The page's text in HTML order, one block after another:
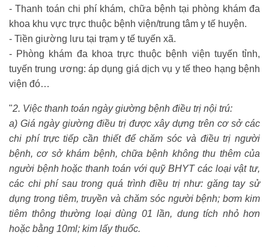
- Thanh toán chi phí khám, chữa bệnh tại phòng khám đa
khoa khu vực trực thuộc bệnh viện/trung tâm y tế huyện.
- Tiền giường lưu tại trạm y tế tuyến xã.
- Phòng khám đa khoa trực thuộc bệnh viện tuyến tỉnh,
tuyến trung ương: áp dụng giá dịch vụ y tế theo hạng bệnh
viện đó…
"2. Việc thanh toán ngày giường bệnh điều trị nội trú:
a) Giá ngày giường điều trị được xây dựng trên cơ sở các
chi phí trực tiếp cần thiết để chăm sóc và điều trị người
bệnh, cơ sở khám bệnh, chữa bệnh không thu thêm của
người bệnh hoặc thanh toán với quỹ BHYT các loại vật tư,
các chi phí sau trong quá trình điều trị như: găng tay sử
dụng trong tiêm, truyền và chăm sóc người bệnh; bơm kim
tiêm thông thường loại dùng 01 lần, dung tích nhỏ hơn
hoặc bằng 10ml; kim lấy thuốc.